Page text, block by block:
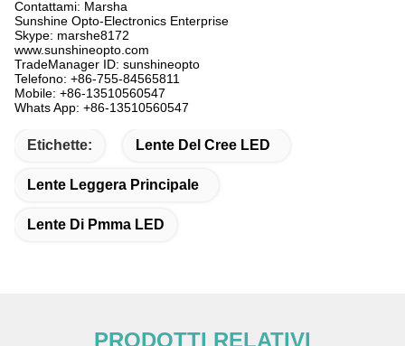
Contattami: Marsha
Sunshine Opto-Electronics Enterprise
Skype: marshe8172
www.sunshineopto.com
TradeManager ID: sunshineopto
Telefono: +86-755-84565811
Mobile: +86-13510560547
Whats App: +86-13510560547
Etichette: Lente Del Cree LED
Lente Leggera Principale
Lente Di Pmma LED
PRODOTTI RELATIVI